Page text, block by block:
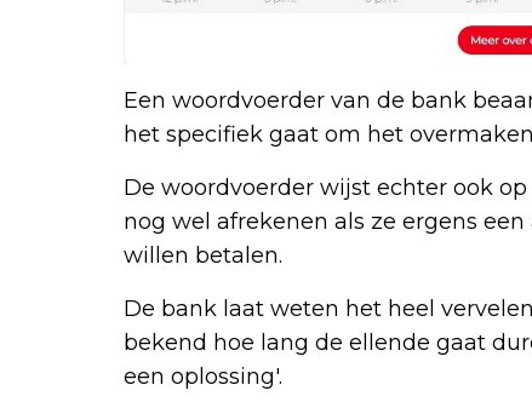
Een woordvoerder van de bank
het specifiek gaat om het
De woordvoerder wijst echter ook
nog wel afrekenen als ze ergens
willen betalen.
De bank laat weten het heel
bekend hoe lang de ellende gaat
een oplossing'.